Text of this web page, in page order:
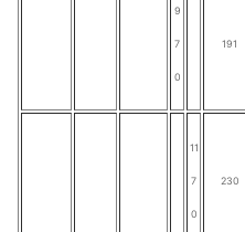
9
7
0
191
11
7
0
230